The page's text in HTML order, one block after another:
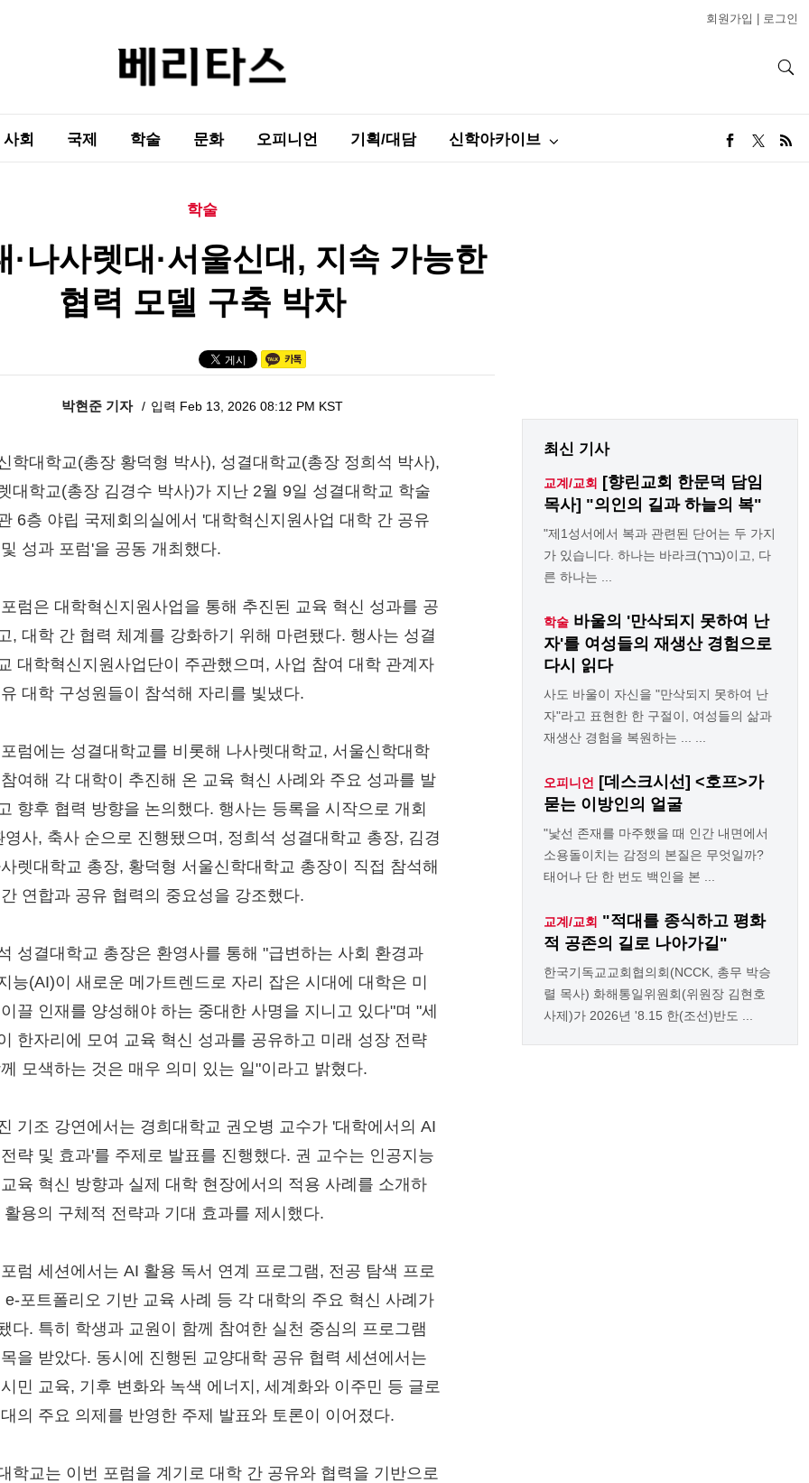
회원가입 로그인
사회 국제 학술 문화 오피니언 기획/대담 신학아카이브
학술
·나사렛대·서울신대, 지속 가능한
협력 모델 구축 박차
박현준 기자 입력 Feb 13, 2026 08:12 PM KST
학대학교(총장 황덕형 박사), 성결대학교(총장 정희석 박사),
대학교(총장 김경수 박사)가 지난 2월 9일 성결대학교 학술
6층 야립 국제회의실에서 '대학혁신지원사업 대학 간 공유
성과 포럼'을 공동 개최했다.
럼은 대학혁신지원사업을 통해 추진된 교육 혁신 성과를 공
, 대학 간 협력 체계를 강화하기 위해 마련됐다. 행사는 성결
대학혁신지원사업단이 주관했으며, 사업 참여 대학 관계자
대학 구성원들이 참석해 자리를 빛냈다.
럼에는 성결대학교를 비롯해 나사렛대학교, 서울신학대학
여해 각 대학이 추진해 온 교육 혁신 사례와 주요 성과를 발
향후 협력 방향을 논의했다. 행사는 등록을 시작으로 개회
영사, 축사 순으로 진행됐으며, 정희석 성결대학교 총장, 김경
렛대학교 총장, 황덕형 서울신학대학교 총장이 직접 참석해
연합과 공유 협력의 중요성을 강조했다.
성결대학교 총장은 환영사를 통해 "급변하는 사회 환경과
능(AI)이 새로운 메가트렌드로 자리 잡은 시대에 대학은 미
끌 인재를 양성해야 하는 중대한 사명을 지니고 있다"며 "세
한자리에 모여 교육 혁신 성과를 공유하고 미래 성장 전략
모색하는 것은 매우 의미 있는 일"이라고 밝혔다.
기조 강연에서는 경희대학교 권오병 교수가 '대학에서의 AI
략 및 효과'를 주제로 발표를 진행했다. 권 교수는 인공지능
육 혁신 방향과 실제 대학 현장에서의 적용 사례를 소개하
활용의 구체적 전략과 기대 효과를 제시했다.
럼 세션에서는 AI 활용 독서 연계 프로그램, 전공 탐색 프로
e-포트폴리오 기반 교육 사례 등 각 대학의 주요 혁신 사례가
다. 특히 학생과 교원이 함께 참여한 실천 중심의 프로그램
을 받았다. 동시에 진행된 교양대학 공유 협력 세션에서는
민 교육, 기후 변화와 녹색 에너지, 세계화와 이주민 등 글로
의 주요 의제를 반영한 주제 발표와 토론이 이어졌다.
학교는 이번 포럼을 계기로 대학 간 공유와 협력을 기반으로
최신 기사
교계/교회
[향린교회 한문덕 담임
목사] "의인의 길과 하늘의 복"
"제1성서에서 복과 관련된 단어는 두 가지
가 있습니다. 하나는 바라크(ברך)이고, 다
른 하나는 ...
학술 바울의 '만삭되지 못하여 난
자'를 여성들의 재생산 경험으로
다시 읽다
사도 바울이 자신을 "만삭되지 못하여 난
자"라고 표현한 한 구절이, 여성들의 삶과
재생산 경험을 복원하는 ... ...
오피니언
[데스크시선] <호프>가
묻는 이방인의 얼굴
"낯선 존재를 마주했을 때 인간 내면에서
소용돌이치는 감정의 본질은 무엇일까?
태어나 단 한 번도 백인을 본 ...
교계/교회 "적대를 종식하고 평화
적 공존의 길로 나아가길"
한국기독교교회협의회(NCCK, 총무 박승
렬 목사) 화해통일위원회(위원장 김현호
사제)가 2026년 '8.15 한(조선)반도 ...